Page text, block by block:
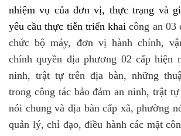
nhiệm vụ của đơn vị, thực trạng và
yêu cầu thực tiễn triển khaicông an 03
chức bộ máy, đơn vị hành chính,
chính quyền địa phương 02 cấp hiện
ninh, trật tự trên địa bàn, những
trong công tác bảo đảm an ninh, trật
nói chung và địa bàn cấp xã, phường
quản lý, chỉ đạo, điều hành các mặt